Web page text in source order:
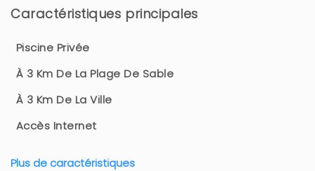
Caractéristiques principales
Piscine Privée
À 3 Km De La Plage De Sable
À 3 Km De La Ville
Accès Internet
Plus de caractéristiques